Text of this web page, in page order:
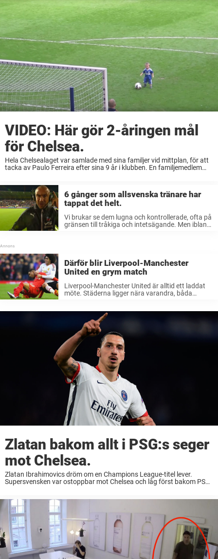
VIDEO: Här gör 2-åringen mål
för Chelsea.
Hela Chelsealaget var samlade med sina familjer vid mittplan, för att
tacka av Paulo Ferreira efter sina 9 år i klubben. En familjemedlem
6 gånger som allsvenska tränare har
tappat det helt.
Vi brukar se dem lugna och kontrollerade, ofta på
gränsen till tråkiga och intetsägande. Men ibland
Därför blir Liverpool-Manchester
United en grym match
Liverpool-Manchester United är alltid ett laddat
möte. Städerna ligger nära varandra, båda
något extra.Men torsdagens Europa League-
möte på Anfield är ...
Zlatan bakom allt i PSG:s seger
mot Chelsea.
Zlatan Ibrahimovics dröm om en Champions League-titel lever.
Supersvensken var ostoppbar mot Chelsea och låg först bakom PSG
här säsongen ...